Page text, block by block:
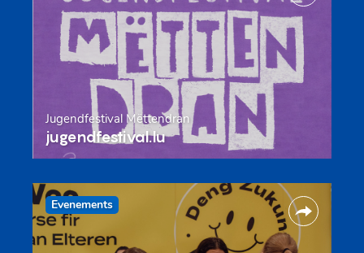
Jugendfestival Mëttendran
jugendfestival.lu
Evenements